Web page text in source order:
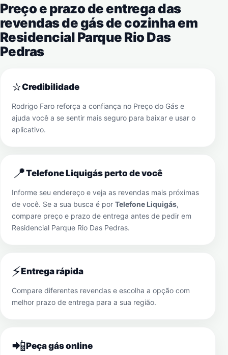
Preço e prazo de entrega das
revendas de gás de cozinha em
Residencial Parque Rio Das
Pedras
⭐Credibilidade
Rodrigo Faro reforça a confiança no Preço do Gás e
ajuda você a se sentir mais seguro para baixar e usar o
aplicativo.
📍Telefone Liquigás perto de você
Informe seu endereço e veja as revendas mais próximas
de você. Se a sua busca é por Telefone Liquigás,
compare preço e prazo de entrega antes de pedir em
Residencial Parque Rio Das Pedras.
⚡Entrega rápida
Compare diferentes revendas e escolha a opção com
melhor prazo de entrega para a sua região.
📲Peça gás online